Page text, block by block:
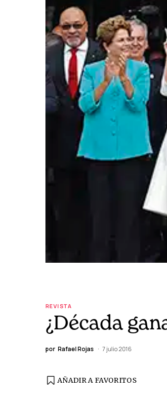
REVISTA
¿Década
por Rafael Rojas 7 julio 2016
AÑADIR A FAVORITOS